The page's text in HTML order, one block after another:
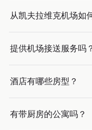
从凯夫拉维克机场如
提供机场接送服务吗
酒店有哪些房型？
有带厨房的公寓吗？